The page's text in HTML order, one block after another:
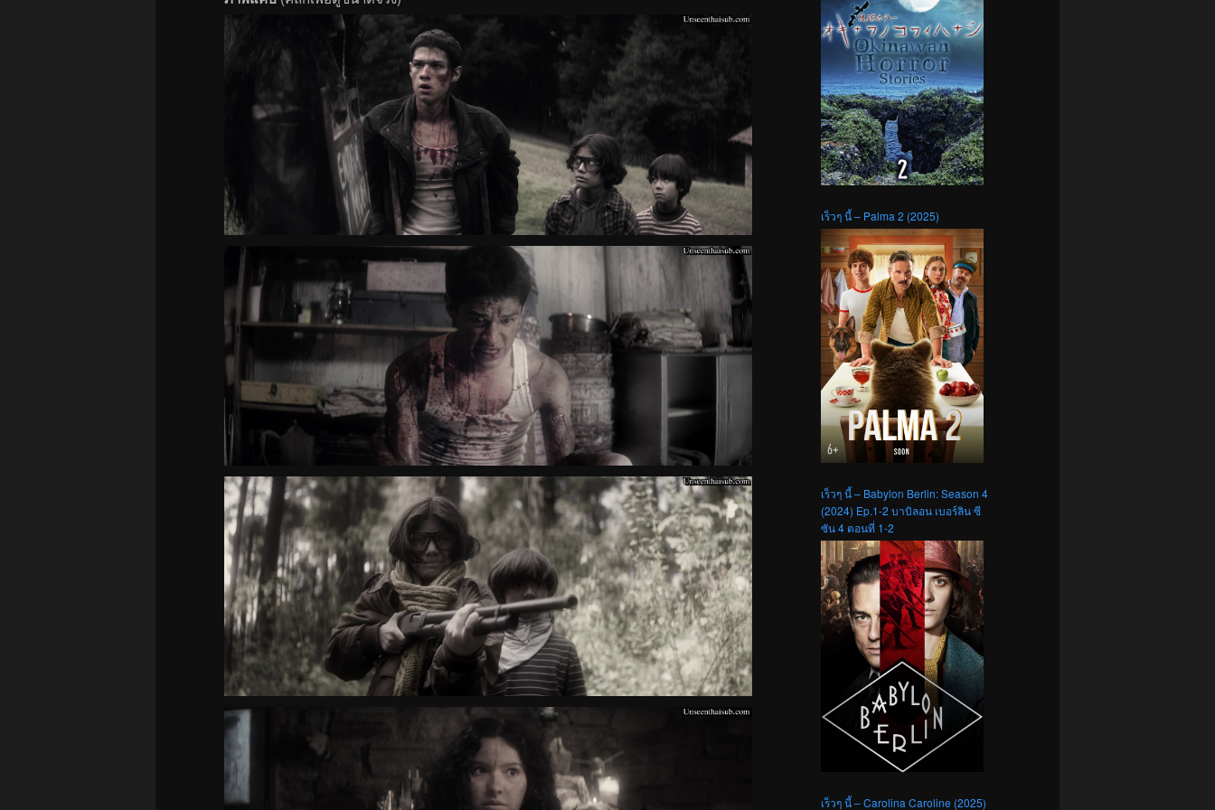
เร็วๆ นี้ – Palma 2 (2025)
เร็วๆ นี้ – Babylon Berlin: Season 4
(2024) Ep.1-2 บาบิลอน เบอร์ลิน ซี
ซัน 4 ตอนที่ 1-2
เร็วๆ นี้ – Carolina Caroline (2025)